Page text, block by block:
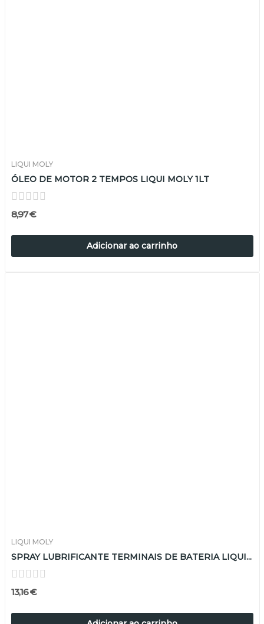
LIQUI MOLY
ÓLEO DE MOTOR 2 TEMPOS LIQUI MOLY 1LT
8,97 €
Adicionar ao carrinho
LIQUI MOLY
SPRAY LUBRIFICANTE TERMINAIS DE BATERIA LIQUI...
13,16 €